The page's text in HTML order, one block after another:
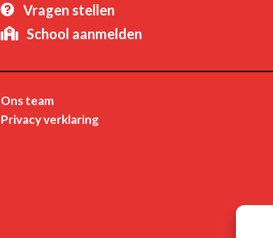
 Vragen stellen
 School aanmelden
Ons team
Privacy verklaring